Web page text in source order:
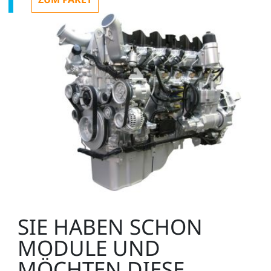
Über-/Unterdruckpumpe
LM8213
Zusätzlich empfehlenswert:
SIE HABEN SCHON
MODULE UND